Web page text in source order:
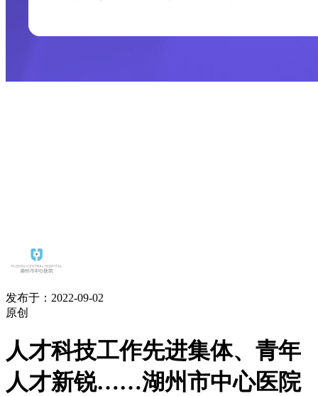
发布于：2022-09-02
原创
人才科技工作先进集体、青年
人才新锐……湖州市中心医院